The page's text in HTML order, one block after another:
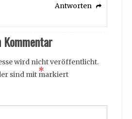
Antworten
Kommentar
wird nicht veröffentlicht.
sind mit *
markiert